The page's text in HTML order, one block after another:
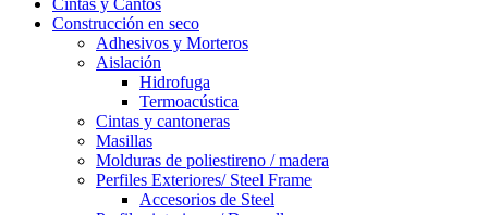
Cintas y Cantos
Construcción en seco
Adhesivos y Morteros
Aislación
Hidrofuga
Termoacústica
Cintas y cantoneras
Masillas
Molduras de poliestireno / madera
Perfiles Exteriores/ Steel Frame
Accesorios de Steel